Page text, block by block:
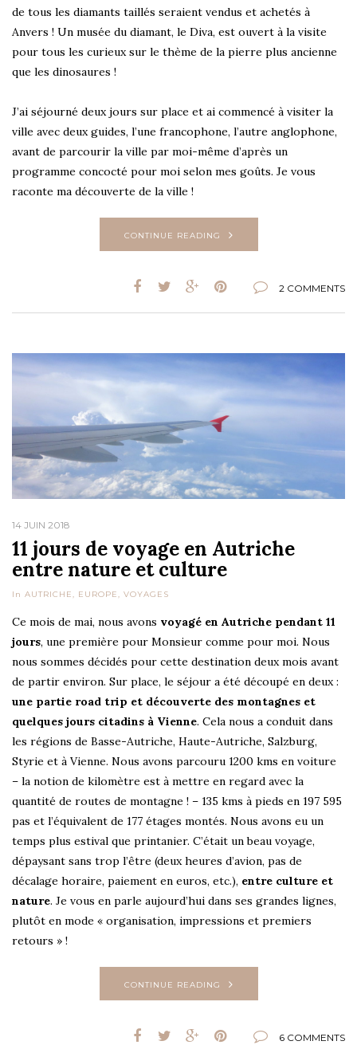
de tous les diamants taillés seraient vendus et achetés à
Anvers ! Un musée du diamant, le Diva, est ouvert à la visite
pour tous les curieux sur le thème de la pierre plus ancienne
que les dinosaures !
J’ai séjourné deux jours sur place et ai commencé à visiter la
ville avec deux guides, l’une francophone, l’autre anglophone,
avant de parcourir la ville par moi-même d’après un
programme concocté pour moi selon mes goûts. Je vous
raconte ma découverte de la ville !
CONTINUE READING
2 COMMENTS
14 JUIN 2018
11 jours de voyage en Autriche
entre nature et culture
In AUTRICHE, EUROPE, VOYAGES
Ce mois de mai, nous avons voyagé en Autriche pendant 11
jours, une première pour Monsieur comme pour moi. Nous
nous sommes décidés pour cette destination deux mois avant
de partir environ. Sur place, le séjour a été découpé en deux :
une partie road trip et découverte des montagnes et
quelques jours citadins à Vienne. Cela nous a conduit dans
les régions de Basse-Autriche, Haute-Autriche, Salzburg,
Styrie et à Vienne. Nous avons parcouru 1200 kms en voiture
– la notion de kilomètre est à mettre en regard avec la
quantité de routes de montagne ! – 135 kms à pieds en 197 595
pas et l’équivalent de 177 étages montés. Nous avons eu un
temps plus estival que printanier. C’était un beau voyage,
dépaysant sans trop l’être (deux heures d’avion, pas de
décalage horaire, paiement en euros, etc.), entre culture et
nature. Je vous en parle aujourd’hui dans ses grandes lignes,
plutôt en mode « organisation, impressions et premiers
retours » !
CONTINUE READING
6 COMMENTS